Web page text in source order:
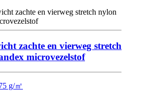
zachte en vierweg stretch
microvezelstof
g/㎡